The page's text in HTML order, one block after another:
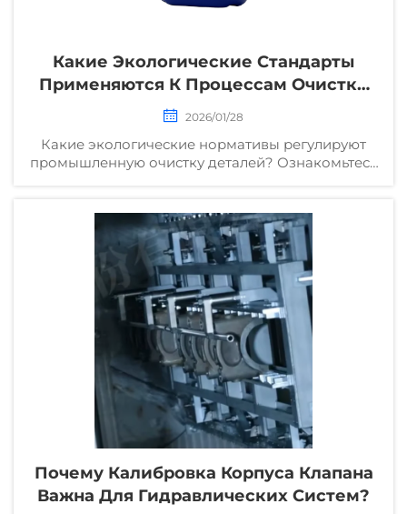
Какие Экологические Стандарты
Применяются К Процессам Очистки
Деталей?
2026/01/28
Какие экологические нормативы регулируют
промышленную очистку деталей? Ознакомьтесь
14001 и регламента REACH — и избегайте
дорогостоящих случаев несоответствия.
Скачайте контрольный список прямо сейчас.
Почему Калибровка Корпуса Клапана
Важна Для Гидравлических Систем?